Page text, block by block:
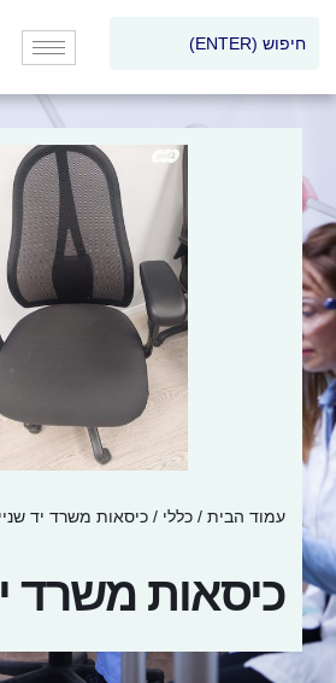
עמוד הבית / כללי / כיסאות משרד יד
כיסאות משרד